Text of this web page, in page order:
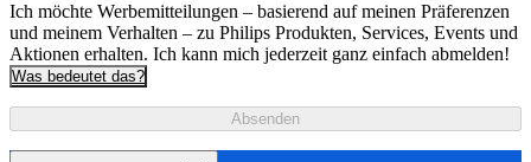
Ich möchte Werbemitteilungen – basierend auf meinen Präferenzen
und meinem Verhalten – zu Philips Produkten, Services, Events und
Aktionen erhalten. Ich kann mich jederzeit ganz einfach abmelden!
Was bedeutet das?
Absenden